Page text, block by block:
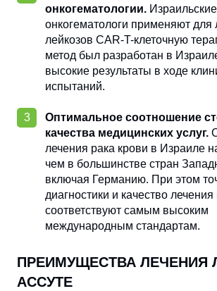
онкогематологии. Израильские
онкогематологи применяют для
лейкозов CAR-T-клеточную
метод был разработан в
высокие результаты в ходе
испытаний.
Оптимальное соотношение
качества медицинских услуг.
лечения рака крови в Израиле
чем в большинстве стран
включая Германию. При этом
диагностики и качество
соответствуют самым высоким
международным стандартам.
ПРЕИМУЩЕСТВА ЛЕЧЕНИЯ
АССУТЕ